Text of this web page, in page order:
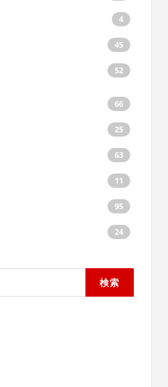
4
45
52
66
25
63
11
95
24